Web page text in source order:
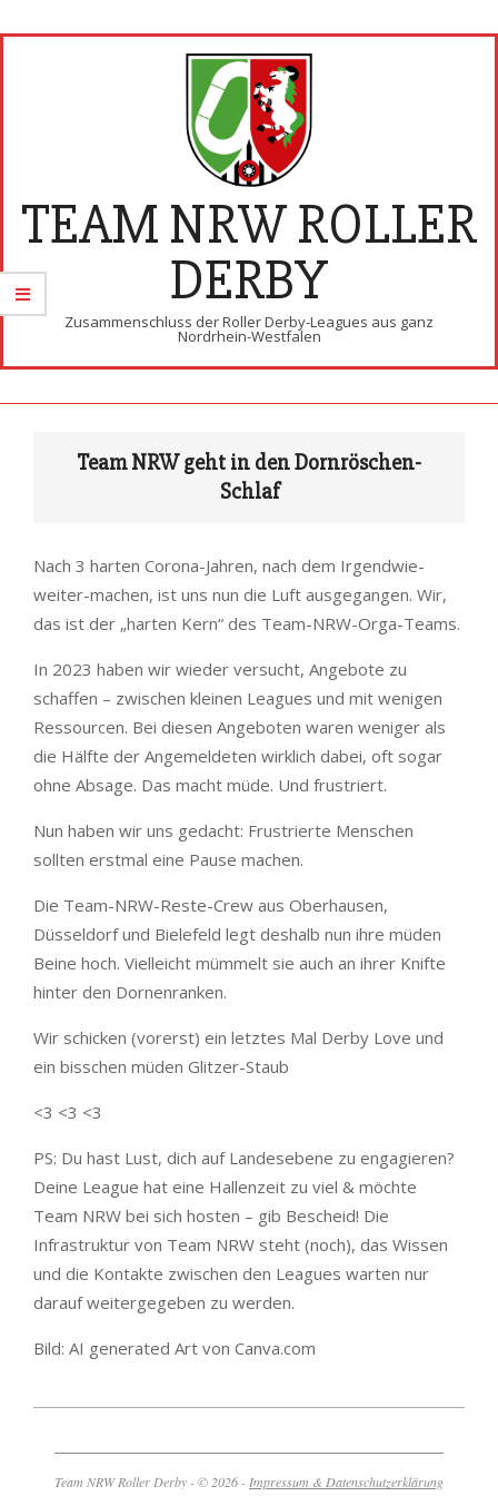
to
TEAM NRW ROLLER
DERBY
Zusammenschluss der Roller Derby-Leagues aus ganz
Nordrhein-Westfalen
Team NRW geht in den Dornröschen-
Schlaf
Nach 3 harten Corona-Jahren, nach dem Irgendwie-
weiter-machen, ist uns nun die Luft ausgegangen. Wir,
das ist der „harten Kern“ des Team-NRW-Orga-Teams.
In 2023 haben wir wieder versucht, Angebote zu
schaffen – zwischen kleinen Leagues und mit wenigen
Ressourcen. Bei diesen Angeboten waren weniger als
die Hälfte der Angemeldeten wirklich dabei, oft sogar
ohne Absage. Das macht müde. Und frustriert.
Nun haben wir uns gedacht: Frustrierte Menschen
sollten erstmal eine Pause machen.
Die Team-NRW-Reste-Crew aus Oberhausen,
Düsseldorf und Bielefeld legt deshalb nun ihre müden
Beine hoch. Vielleicht mümmelt sie auch an ihrer Knifte
hinter den Dornenranken.
Wir schicken (vorerst) ein letztes Mal Derby Love und
ein bisschen müden Glitzer-Staub
<3 <3 <3
PS: Du hast Lust, dich auf Landesebene zu engagieren?
Deine League hat eine Hallenzeit zu viel & möchte
Team NRW bei sich hosten – gib Bescheid! Die
Infrastruktur von Team NRW steht (noch), das Wissen
und die Kontakte zwischen den Leagues warten nur
darauf weitergegeben zu werden.
Bild: AI generated Art von Canva.com
11-
Team NRW Roller Derby - © 2026 - Impressum & Datenschutzerklärung